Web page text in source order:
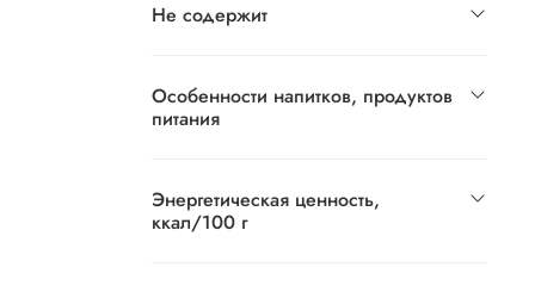
Не содержит
Особенности напитков, продуктов
питания
Энергетическая ценность,
ккал/100 г